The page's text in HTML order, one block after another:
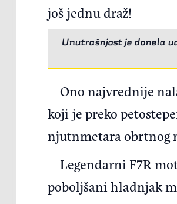
još jednu draž!
Unutrašnjost je donela
Ono najvrednije
koji je preko
njutnmetara obrtnog
Legendarni F7R
poboljšani hladnjak